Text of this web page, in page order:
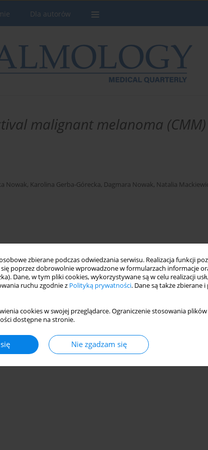
zbierane podczas odwiedzania serwisu. Realizacja funkcji
poprzez dobrowolnie wprowadzone w formularzach informacje
Dane, w tym pliki cookies, wykorzystywane są w celu realizacji
ruchu zgodnie z Polityką prywatności. Dane są także zbierane
cookies w swojej przeglądarce. Ograniczenie stosowania
dostępne na stronie.
Nie zgadzam się
Dla autorów
malignant melanoma (CMM)
Nowak, Karolina Gerba-Górecka, Dagmara Nowak, Natalia